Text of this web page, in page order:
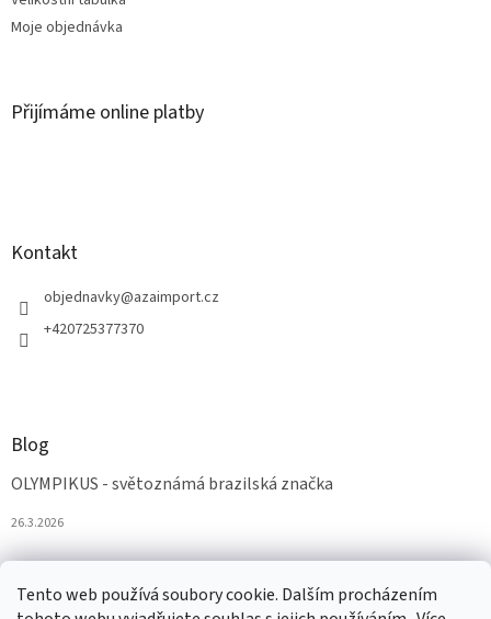
Tento web používá soubory cookie. Dalším procházením
Moje objednávka
Přijímáme online platby
Kontakt
objednavky@azaimport.cz
+420725377370
Blog
OLYMPIKUS - světoznámá brazilská značka
26.3.2026